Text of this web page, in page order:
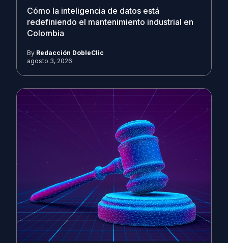
Cómo la inteligencia de datos está
redefiniendo el mantenimiento industrial en
Colombia
By Redacción DobleClic
agosto 3, 2026